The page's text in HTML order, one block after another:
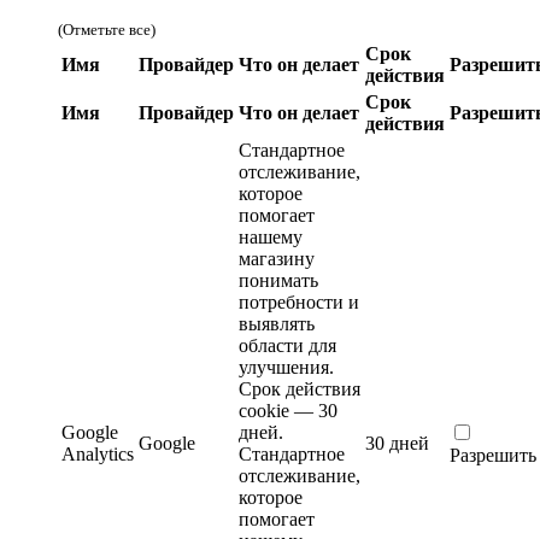
(Отметьте все)
Имя Провайдер Что он делает
Срок
действия
Имя Провайдер Что он делает
Срок
действия
Google
Analytics
Google
Стандартное
отслеживание,
которое
помогает
нашему
магазину
понимать
потребности и
выявлять
области для
улучшения.
Срок действия
cookie — 30
дней.
Стандартное
отслеживание,
которое
помогает
30 дней
Разрешить